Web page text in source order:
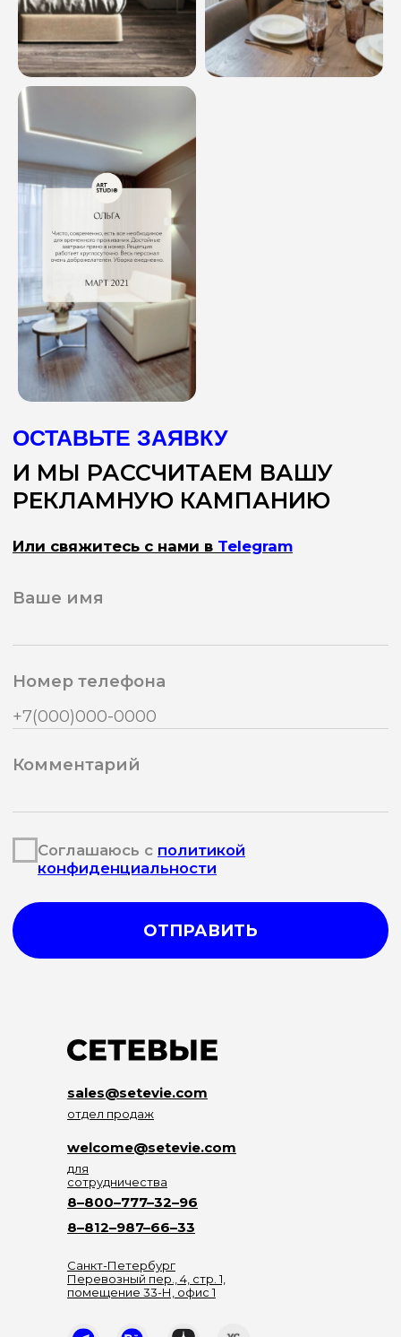
Санкт-Петербург
Перевозный пер., 4, стр. 1,
помещение 33-Н, офис 1
отдел продаж
8–812–987–66–33
8–800–777–32–96
sales@setevie.com
для
сотрудничества
welcome@setevie.com